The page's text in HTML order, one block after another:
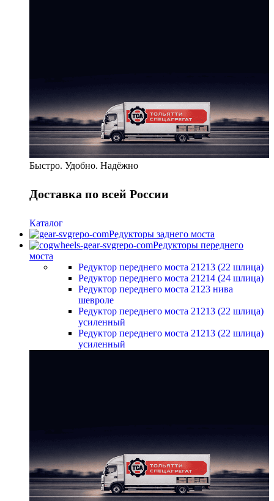
Быстро. Удобно. Надёжно
Доставка по всей России
Каталог
Редукторы заднего моста
Редукторы переднего
моста
Редуктор переднего моста 21213 (22 шлица)
Редуктор переднего моста 21214 (24 шлица)
Редуктор переднего моста 2123 нива
шевроле
Редуктор переднего моста 21213 (22 шлица)
усиленный
Редуктор переднего моста 21213 (22 шлица)
усиленный